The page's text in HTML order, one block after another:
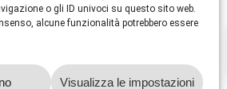
o gli ID univoci su questo sito web.
alcune funzionalità potrebbero essere
Visualizza le impostazioni